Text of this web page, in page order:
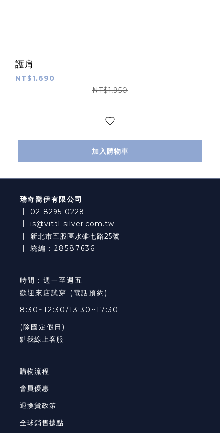
護肩
NT$1,690
NT$1,950
加入購物車
瑞奇喬伊有限公司
02-8295-0228
is@vital-silver.com.tw
新北市五股區水碓七路25號
┃ 統編：28587636
時間：週一至週五
歡迎來店試穿 (電話預約)
8:30~12:30/13:30~17:30
(除國定假日)
點我線上客服
購物流程
會員優惠
退換貨政策
全球銷售據點